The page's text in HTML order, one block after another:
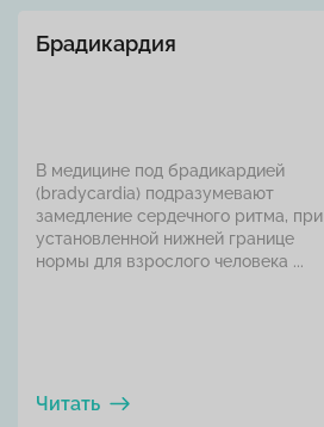
Брадикардия
В медицине под брадикардией
(bradycardia) подразумевают
замедление сердечного ритма, при
установленной нижней границе
нормы для взрослого человека ...
Читать